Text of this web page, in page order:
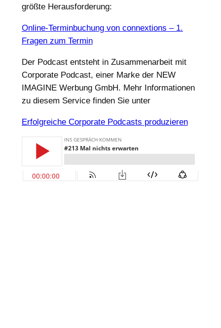
größte Herausforderung:
Online-Terminbuchung von connextions – 1.
Fragen zum Termin
Der Podcast entsteht in Zusammenarbeit mit
Corporate Podcast, einer Marke der NEW
IMAGINE Werbung GmbH. Mehr Informationen
zu diesem Service finden Sie unter
Erfolgreiche Corporate Podcasts produzieren